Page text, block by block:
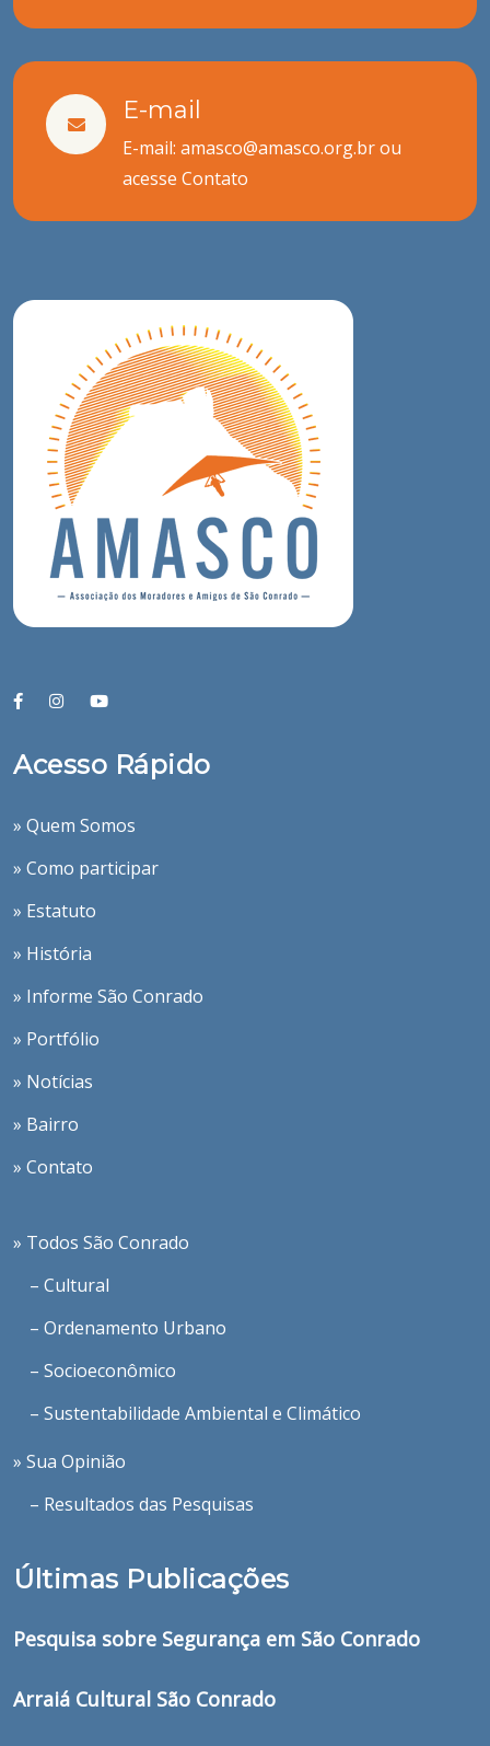
E-mail
E-mail: amasco@amasco.org.br ou
acesse Contato
Acesso Rápido
» Quem Somos
» Como participar
» Estatuto
» História
» Informe São Conrado
» Portfólio
» Notícias
» Bairro
» Contato
» Todos São Conrado
– Cultural
– Ordenamento Urbano
– Socioeconômico
– Sustentabilidade Ambiental e Climático
» Sua Opinião
– Resultados das Pesquisas
Últimas Publicações
Pesquisa sobre Segurança em São Conrado
Arraiá Cultural São Conrado